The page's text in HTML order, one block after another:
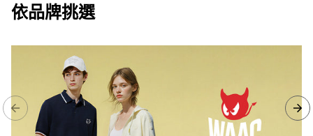
依品牌挑選